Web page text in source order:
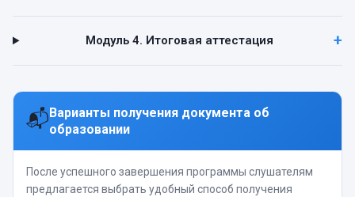
Модуль 4. Итоговая аттестация
📬Варианты получения документа об
образовании
После успешного завершения программы слушателям
предлагается выбрать удобный способ получения